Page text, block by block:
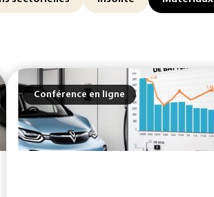
Conférence en ligne